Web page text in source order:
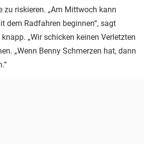
zu riskieren. „Am Mittwoch kann
dem Radfahren beginnen“, sagt
„Wir schicken keinen Verletzten
„Wenn Benny Schmerzen hat, dann